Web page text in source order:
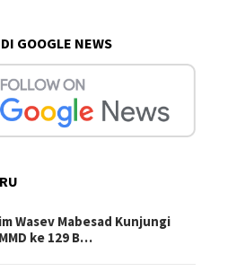
GOOGLE NEWS
Wasev Mabesad Kunjungi
ke 129 B…